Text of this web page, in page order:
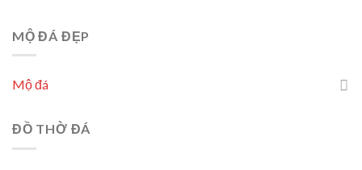
MỘ ĐÁ ĐẸP
Mộ đá
ĐỒ THỜ ĐÁ